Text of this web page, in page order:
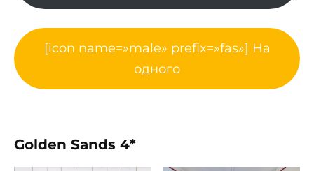
[icon name=»male» prefix=»fas»] На
одного
Golden Sands 4*